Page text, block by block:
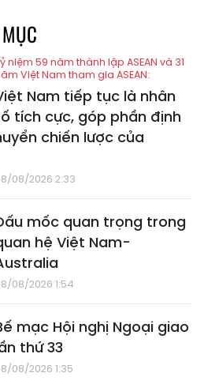
niệm 59 năm thành lập ASEAN và 31
Việt Nam tham gia ASEAN:
Nam tiếp tục là nhân
tích cực, góp phần định
chiến lược của
08/2026 2:33
mốc quan trọng trong
hệ Việt Nam-
08/2026 1:54
mạc Hội nghị Ngoại giao
thứ 33
08/2026 1:35